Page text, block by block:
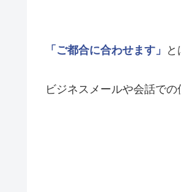
「ご都合に合わせます」 と
ビジネスメールや会話で